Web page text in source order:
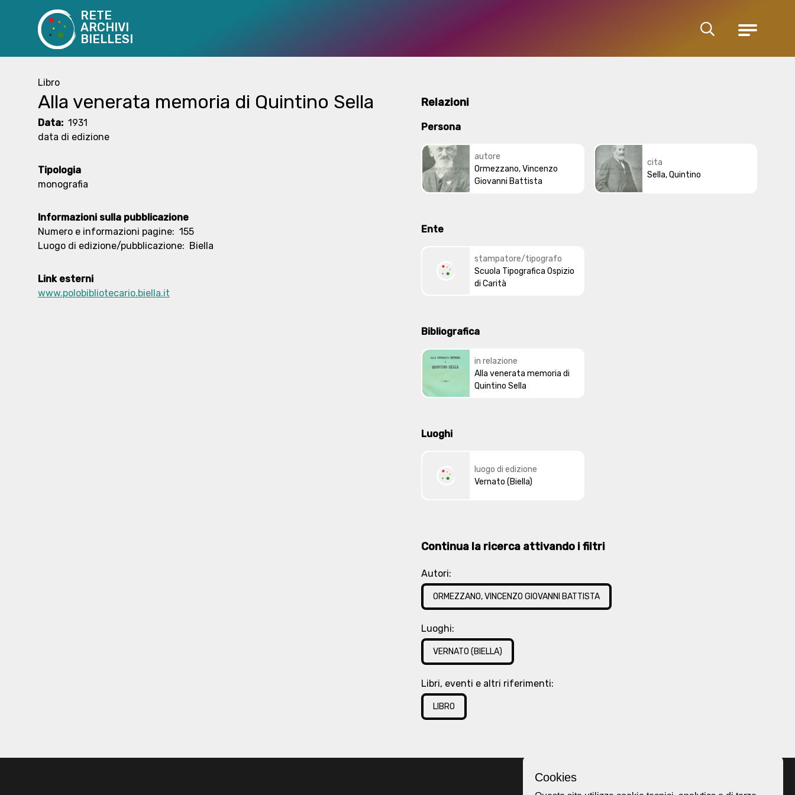
RETE
ARCHIVI
BIELLESI
Cerca Menu
Libro
Alla venerata memoria di Quintino Sella
Data: 1931
data di edizione
Tipologia
monografia
Informazioni sulla pubblicazione
Numero e informazioni pagine: 155
Luogo di edizione/pubblicazione: Biella
Link esterni
www.polobibliotecario.biella.it
Relazioni
Persona
autore
Ormezzano, Vincenzo
Giovanni Battista
cita
Sella, Quintino
Ente
stampatore/tipografo
Scuola Tipografica Ospizio
di Carità
Bibliografica
in relazione
Alla venerata memoria di
Quintino Sella
Luoghi
luogo di edizione
Vernato (Biella)
Continua la ricerca attivando i filtri
Autori:
ORMEZZANO, VINCENZO GIOVANNI BATTISTA
Luoghi:
VERNATO (BIELLA)
Libri, eventi e altri riferimenti:
LIBRO
Cookies